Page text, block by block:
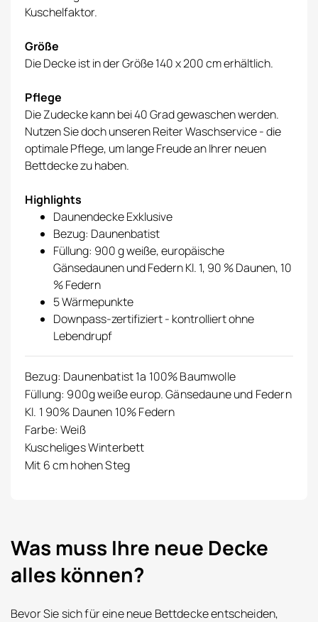
Kuschelfaktor.
Größe
Die Decke ist in der Größe 140 x 200 cm erhältlich.
Pflege
Die Zudecke kann bei 40 Grad gewaschen werden.
Nutzen Sie doch unseren Reiter Waschservice - die
optimale Pflege, um lange Freude an Ihrer neuen
Bettdecke zu haben.
Highlights
Daunendecke Exklusive
Bezug: Daunenbatist
Füllung: 900 g weiße, europäische
Gänsedaunen und Federn Kl. 1, 90 % Daunen, 10
% Federn
5 Wärmepunkte
Downpass-zertifiziert - kontrolliert ohne
Lebendrupf
Bezug: Daunenbatist 1a 100% Baumwolle
Füllung: 900g weiße europ. Gänsedaune und Federn
Kl. 1 90% Daunen 10% Federn
Farbe: Weiß
Kuscheliges Winterbett
Mit 6 cm hohen Steg
Was muss Ihre neue Decke
alles können?
Bevor Sie sich für eine neue Bettdecke entscheiden,